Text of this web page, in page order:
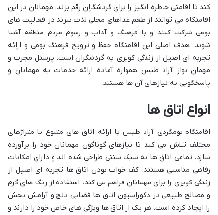
کند تا اقامتی خاطره انگیز را برای گردشگران رقم بزند. مهمانان در این
اقامتگاه می توانند از طعم غذاهای محلی لذت ببرند در فعالیت های
بومی شرکت کنند و با فرهنگ و آداب و رسوم مردم منطقه آشنا
شوند. هدف اصلی این اقامتگاه حفظ و ترویج فرهنگ بومی و ارائه
تجربه ای اصیل از زندگی کویری به گردشگران است. پرسنل مجرب و
مهمان نواز آراد طبس همواره آماده ارائه خدمات به مهمانان و
پاسخگویی به نیازهای آن ها هستند.
انواع اتاق ها
اقامتگاه بومگردی آراد طبس با ارائه اتاق های متنوع با متراژهای
مختلف تلاش می کند تا نیازهای گوناگون مهمانان خود را برآورده
سازد. تمامی اتاق ها به سبک سنتی طراحی شده اند و دارای امکانات
رفاهی مناسبی هستند. کف خواب بودن اتاق ها تجربه ای اصیل از
زندگی کویری را برای مهمانان فراهم می کند. استفاده از رنگ های گرم
و مصالح طبیعی در دکوراسیون اتاق ها فضایی دنج و آرامش بخش
را ایجاد کرده است. هر یک از اتاق ها ویژگی های خاص خود را دارند و